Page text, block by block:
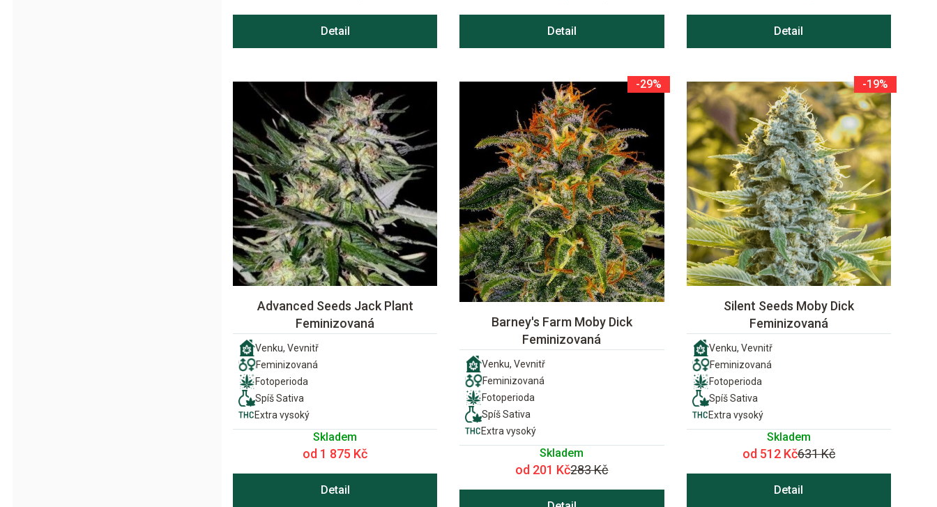
Detail Detail Detail
Advanced Seeds Jack Plant
Feminizovaná
Venku, Vevnitř
Feminizovaná
Fotoperioda
Spíš Sativa
Extra vysoký
Skladem
od 1 875 Kč
Detail
-29%
Barney's Farm Moby Dick
Feminizovaná
Venku, Vevnitř
Feminizovaná
Fotoperioda
Spíš Sativa
Extra vysoký
Skladem
od 201 Kč283 Kč
-19%
Silent Seeds Moby Dick
Feminizovaná
Venku, Vevnitř
Feminizovaná
Fotoperioda
Spíš Sativa
Extra vysoký
Skladem
od 512 Kč631 Kč
Detail